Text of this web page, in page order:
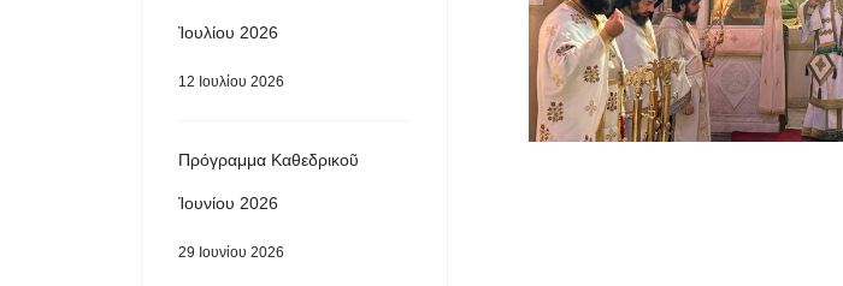
Ἰουλίου 2026
12 Ιουλίου 2026
Πρόγραμμα Καθεδρικοῦ
Ἰουνίου 2026
29 Ιουνίου 2026